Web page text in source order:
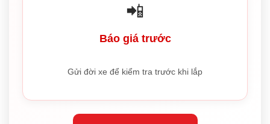
📲
Báo giá trước
Gửi đời xe để kiểm tra trước khi lắp